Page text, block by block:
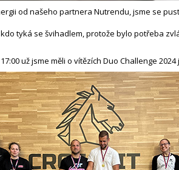
od našeho partnera Nutrendu, jsme se
tyká se švihadlem, protože bylo potřeba
už jsme měli o vítězích Duo Challenge 2024